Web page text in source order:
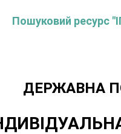
Пошуковий ресурс
ДЕРЖАВНА